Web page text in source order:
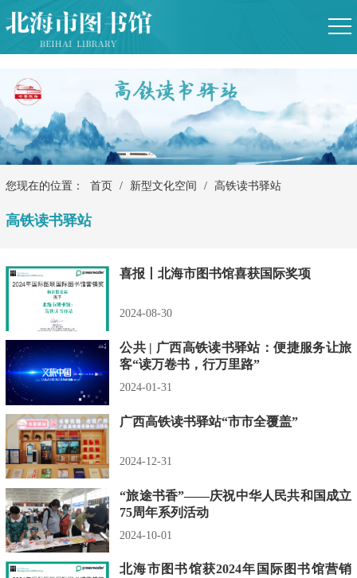
您现在的位置： 首页 / 新型文化空间 / 高铁读书驿站
高铁读书驿站
喜报丨北海市图书馆喜获国际奖项
2024-08-30
公共 | 广西高铁读书驿站：便捷服务让旅
客“读万卷书，行万里路”
2024-01-31
广西高铁读书驿站“市市全覆盖”
2024-12-31
“旅途书香”——庆祝中华人民共和国成立
75周年系列活动
2024-10-01
北海市图书馆获2024年国际图书馆营销